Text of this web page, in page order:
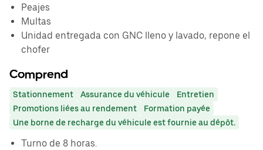
Peajes
Multas
Unidad entregada con GNC lleno y lavado, repone el
chofer
Comprend
Stationnement Assurance du véhicule
Entretien
Promotions liées au rendement
Formation payée
Une borne de recharge du véhicule est fournie au dépôt.
⁠Turno de 8 horas.